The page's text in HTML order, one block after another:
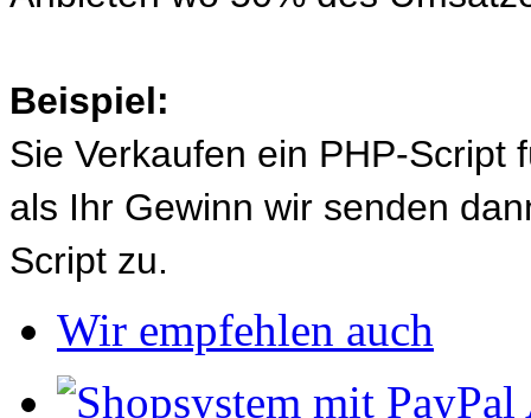
Beispiel:
Sie Verkaufen ein PHP-Script
als Ihr Gewinn wir senden
Script zu.
Wir empfehlen auch